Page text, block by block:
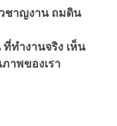
วชาญงาน ถมดิน
ทำงานจริง เห็น
าพของเรา